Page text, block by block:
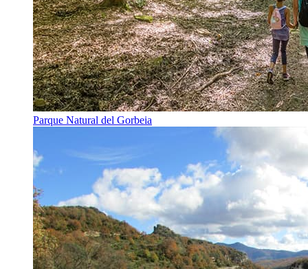
Parque Natural del Gorbeia